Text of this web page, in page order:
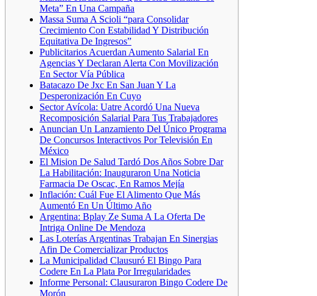
Meta” En Una Campaña
Massa Suma A Scioli “para Consolidar
Crecimiento Con Estabilidad Y Distribución
Equitativa De Ingresos”
Publicitarios Acuerdan Aumento Salarial En
Agencias Y Declaran Alerta Con Movilización
En Sector Vía Pública
Batacazo De Jxc En San Juan Y La
Desperonización En Cuyo
Sector Avícola: Uatre Acordó Una Nueva
Recomposición Salarial Para Tus Trabajadores
Anuncian Un Lanzamiento Del Único Programa
De Concursos Interactivos Por Televisión En
México
El Mision De Salud Tardó Dos Años Sobre Dar
La Habilitación: Inauguraron Una Noticia
Farmacia De Oscac, En Ramos Mejía
Inflación: Cuál Fue El Alimento Que Más
Aumentó En Un Último Año
Argentina: Bplay Ze Suma A La Oferta De
Intriga Online De Mendoza
Las Loterías Argentinas Trabajan En Sinergias
Afin De Comercializar Productos
La Municipalidad Clausuró El Bingo Para
Codere En La Plata Por Irregularidades
Informe Personal: Clausuraron Bingo Codere De
Morón